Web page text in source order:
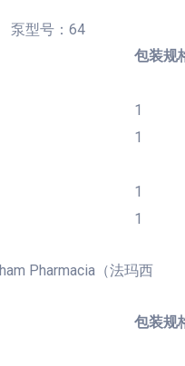
泵型号：64
包装规
1
1
1
1
Pharmacia（法玛西
包装规